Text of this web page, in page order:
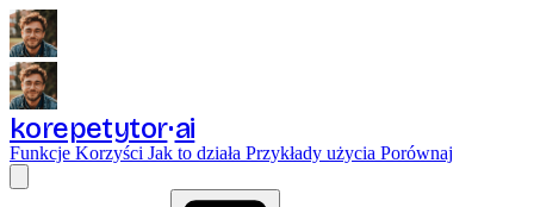
korepetytor ai
Funkcje Korzyści Jak to działa Przykłady użycia Porównaj